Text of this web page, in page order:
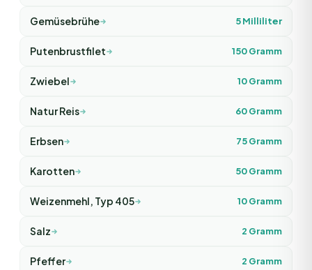
Gemüsebrühe 5Milliliter
Putenbrustfilet 150Gramm
Zwiebel 10Gramm
Natur Reis 60Gramm
Erbsen 75Gramm
Karotten 50Gramm
Weizenmehl, Typ 405 10Gramm
Salz 2 Gramm
Pfeffer 2 Gramm